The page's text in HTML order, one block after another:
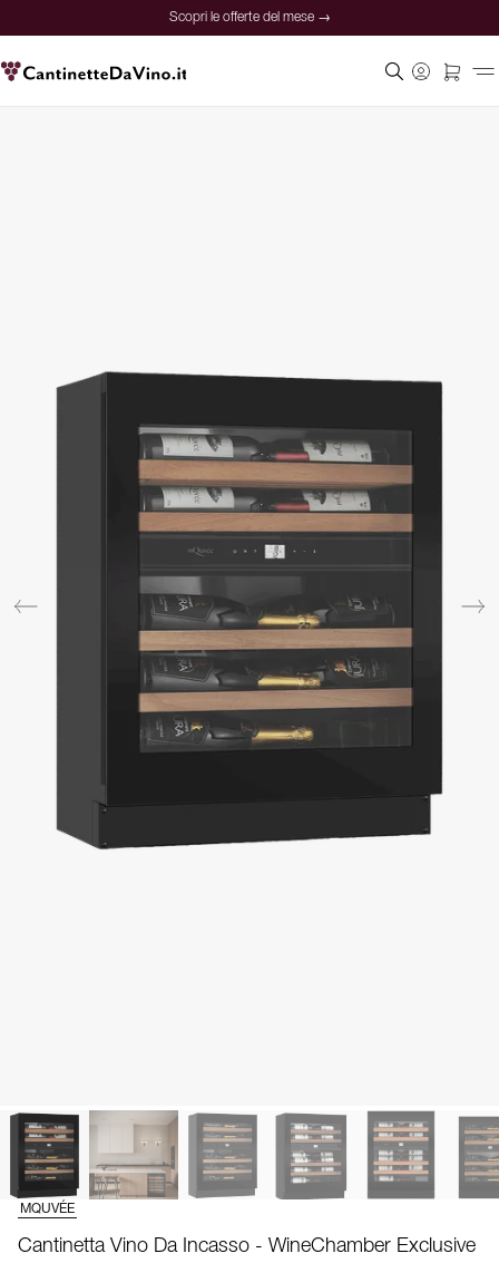
Scopri le offerte del mese →
MQUVÉE
Cantinetta Vino Da Incasso - WineChamber Exclusive